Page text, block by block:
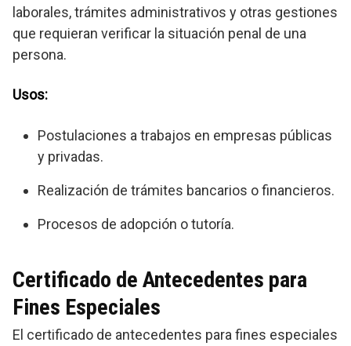
laborales, trámites administrativos y otras gestiones
que requieran verificar la situación penal de una
persona.
Usos:
Postulaciones a trabajos en empresas públicas
y privadas.
Realización de trámites bancarios o financieros.
Procesos de adopción o tutoría.
Certificado de Antecedentes para
Fines Especiales
El certificado de antecedentes para fines especiales